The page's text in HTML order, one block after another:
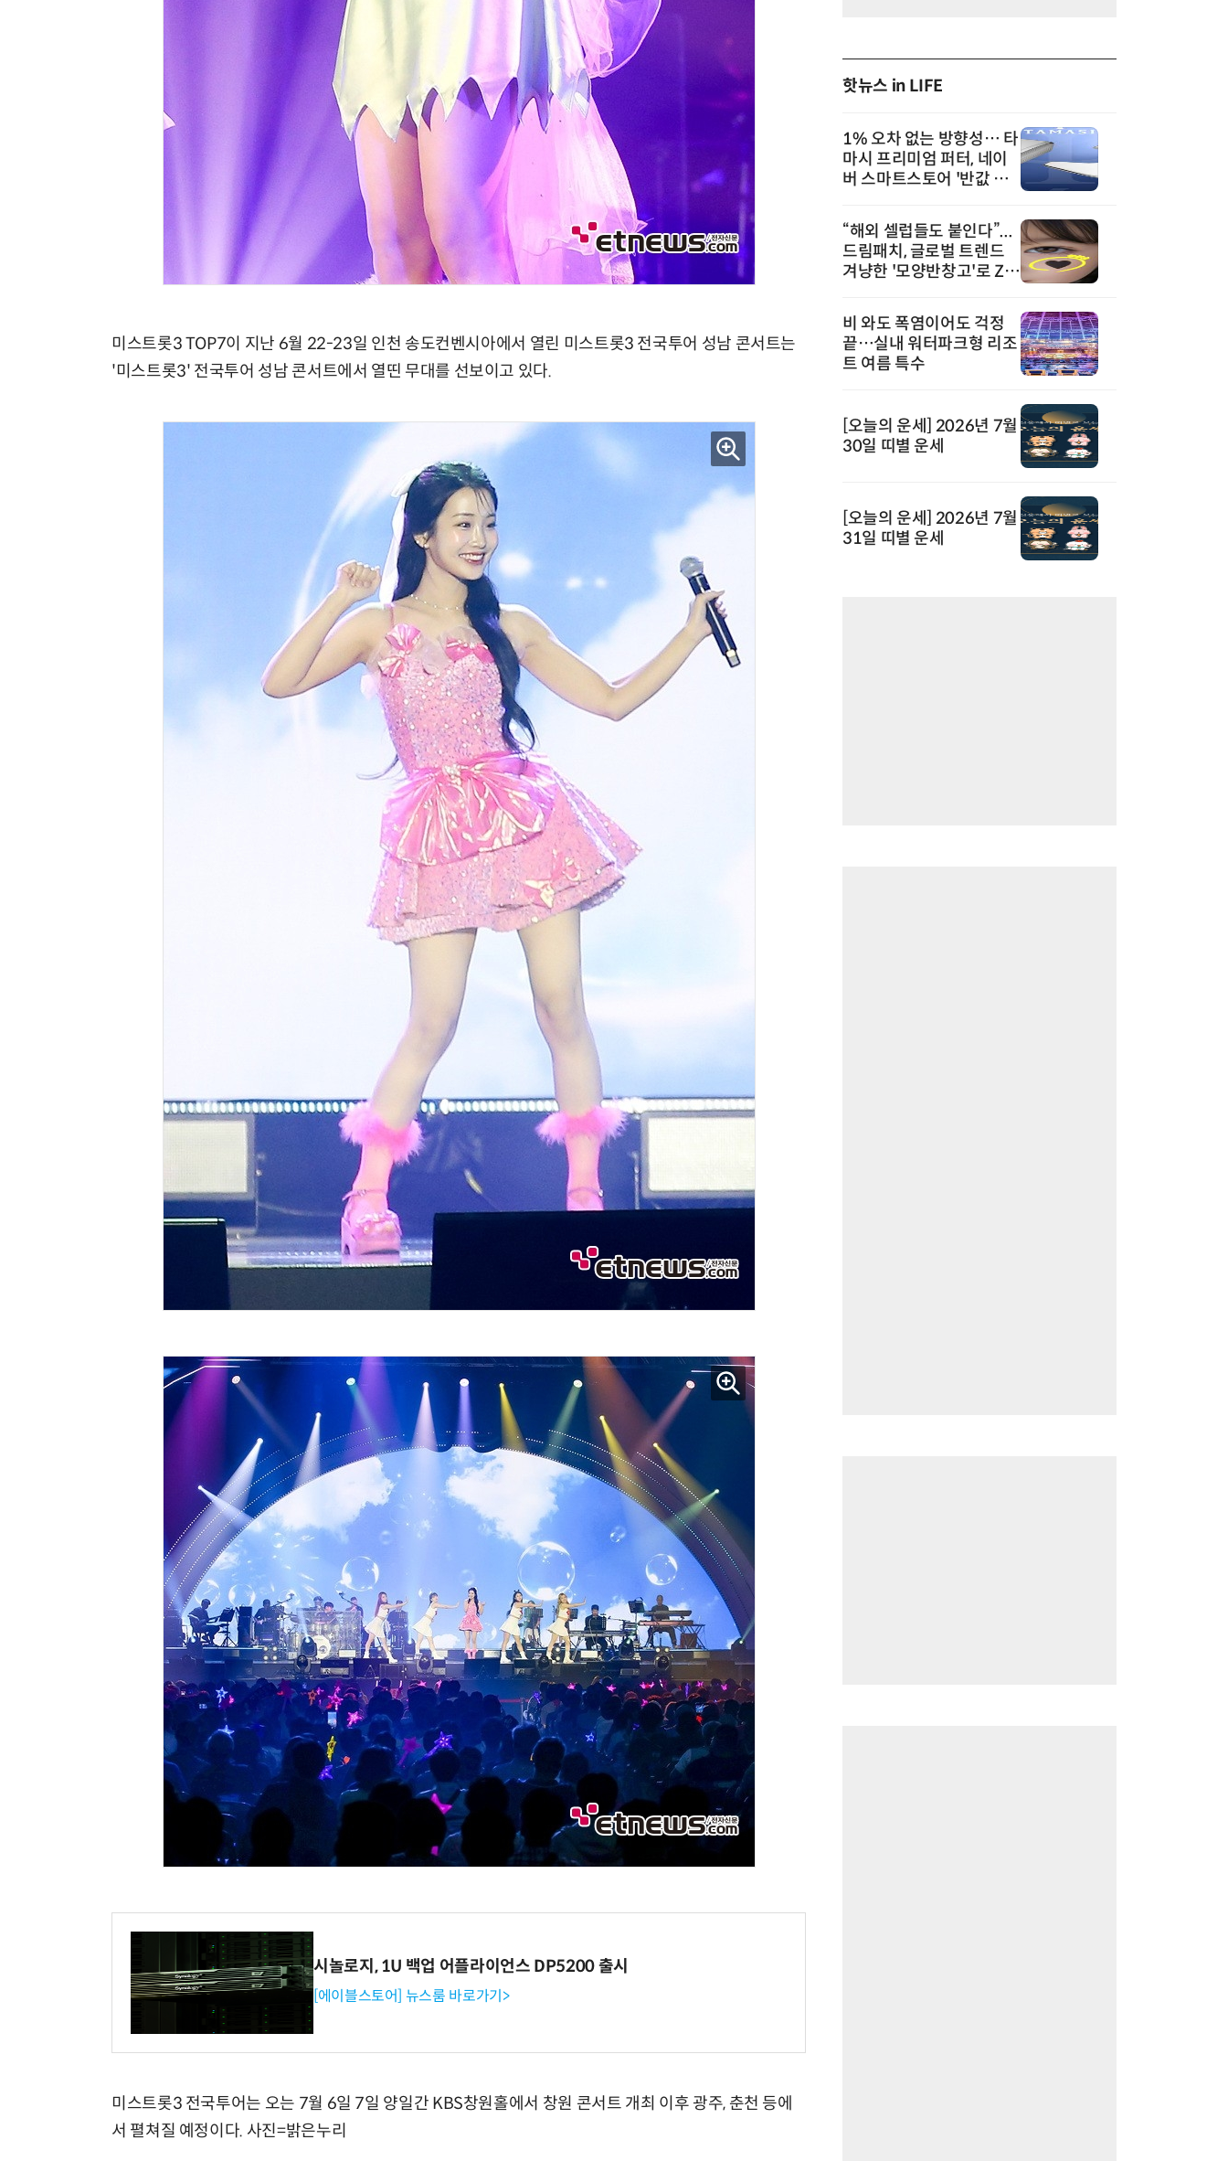
미스트롯3 TOP7이 지난 6월 22-23일 인천 송도컨벤시아에서 열린 미스트롯3 전국투어 성남 콘서트는
'미스트롯3' 전국투어 성남 콘서트에서 열띤 무대를 선보이고 있다.
시놀로지, 1U 백업 어플라이언스 DP5200 출시
[에이블스토어] 뉴스룸 바로가기>
미스트롯3 전국투어는 오는 7월 6일 7일 양일간 KBS창원홀에서 창원 콘서트 개최 이후 광주, 춘천 등에
서 펼쳐질 예정이다. 사진=밝은누리
핫뉴스 in LIFE
1% 오차 없는 방향성… 타
마시 프리미엄 퍼터, 네이
버 스마트스토어 '반값 할
“해외 셀럽들도 붙인다”...
드림패치, 글로벌 트렌드
겨냥한 '모양반창고'로 Z세
비 와도 폭염이어도 걱정
끝…실내 워터파크형 리조
트 여름 특수
[오늘의 운세] 2026년 7월
30일 띠별 운세
[오늘의 운세] 2026년 7월
31일 띠별 운세